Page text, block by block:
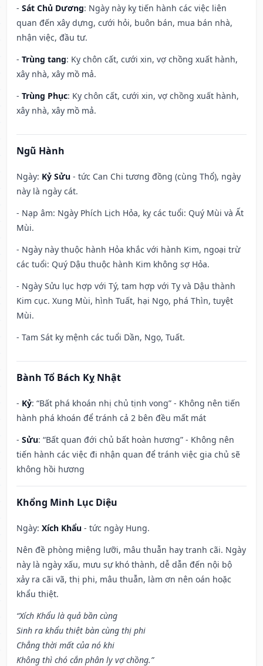
- Sát Chủ Dương: Ngày này kỵ tiến hành các việc liên
quan đến xây dựng, cưới hỏi, buôn bán, mua bán nhà,
nhận việc, đầu tư.
- Trùng tang: Kỵ chôn cất, cưới xin, vợ chồng xuất hành,
xây nhà, xây mồ mả.
- Trùng Phục: Kỵ chôn cất, cưới xin, vợ chồng xuất hành,
xây nhà, xây mồ mả.
Ngũ Hành
Ngày: Kỷ Sửu - tức Can Chi tương đồng (cùng Thổ), ngày
này là ngày cát.
- Nạp âm: Ngày Phích Lịch Hỏa, kỵ các tuổi: Quý Mùi và Ất
Mùi.
- Ngày này thuộc hành Hỏa khắc với hành Kim, ngoại trừ
các tuổi: Quý Dậu thuộc hành Kim không sợ Hỏa.
- Ngày Sửu lục hợp với Tý, tam hợp với Tỵ và Dậu thành
Kim cục. Xung Mùi, hình Tuất, hại Ngọ, phá Thìn, tuyệt
Mùi.
- Tam Sát kỵ mệnh các tuổi Dần, Ngọ, Tuất.
Bành Tổ Bách Kỵ Nhật
- Kỷ: “Bất phá khoán nhị chủ tịnh vong” - Không nên tiến
hành phá khoán để tránh cả 2 bên đều mất mát
- Sửu: “Bất quan đới chủ bất hoàn hương” - Không nên
tiến hành các việc đi nhận quan để tránh việc gia chủ sẽ
không hồi hương
Khổng Minh Lục Diệu
Ngày: Xích Khẩu - tức ngày Hung.
Nên đề phòng miệng lưỡi, mâu thuẫn hay tranh cãi. Ngày
này là ngày xấu, mưu sự khó thành, dễ dẫn đến nội bộ
xảy ra cãi vã, thị phi, mâu thuẫn, làm ơn nên oán hoặc
khẩu thiệt.
“Xích Khẩu là quả bần cùng
Sinh ra khẩu thiệt bàn cùng thị phi
Chẳng thời mất của nó khi
Không thì chó cắn phân ly vợ chồng.”